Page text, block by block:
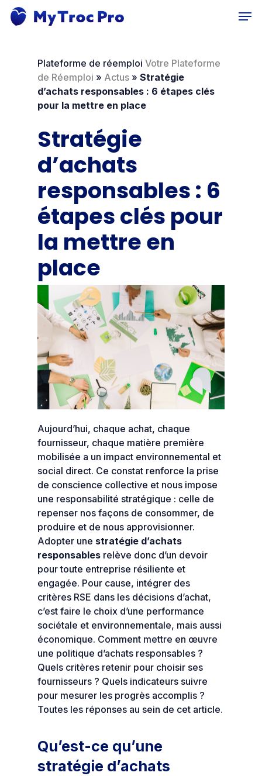
Skip
Plateforme de réemploi Votre Plateforme
de Réemploi » Actus » Stratégie
d’achats responsables : 6 étapes clés
pour la mettre en place
Stratégie
d’achats
responsables : 6
étapes clés pour
la mettre en
place
Aujourd’hui, chaque achat, chaque
fournisseur, chaque matière première
mobilisée a un impact environnemental et
social direct. Ce constat renforce la prise
de conscience collective et nous impose
une responsabilité stratégique : celle de
repenser nos façons de consommer, de
produire et de nous approvisionner.
Adopter une stratégie d’achats
responsables relève donc d’un devoir
pour toute entreprise résiliente et
engagée. Pour cause, intégrer des
critères RSE dans les décisions d’achat,
c’est faire le choix d’une performance
sociétale et environnementale, mais aussi
économique. Comment mettre en œuvre
une politique d’achats responsables ?
Quels critères retenir pour choisir ses
fournisseurs ? Quels indicateurs suivre
pour mesurer les progrès accomplis ?
Toutes les réponses au sein de cet article.
Qu’est-ce qu’une
stratégie d’achats